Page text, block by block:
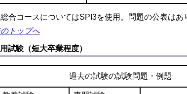
合コースについてはSPI3を使用。問題の公表はあ
トップへ
試験（短大卒業程度）
過去の試験の試験問題・例題